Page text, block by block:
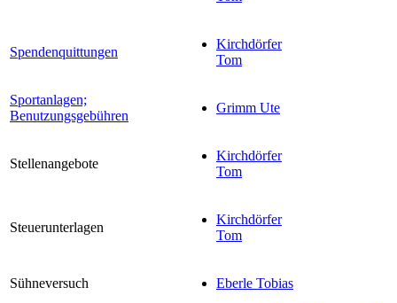
Spendenquittungen
Kirchdörfer
Tom
Sportanlagen;
Benutzungsgebühren
Grimm Ute
Stellenangebote
Kirchdörfer
Tom
Steuerunterlagen
Kirchdörfer
Tom
Sühneversuch Eberle Tobias